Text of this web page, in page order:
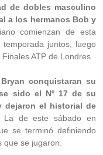
de dobles masculino
a los hermanos Bob y
comienzan de esta
juntos, luego
ATP de Londres.
conquistaran su
sido el Nº 17 de su
dejaron el historial de
La de este sábado en
se terminó definiendo
se jugaron.